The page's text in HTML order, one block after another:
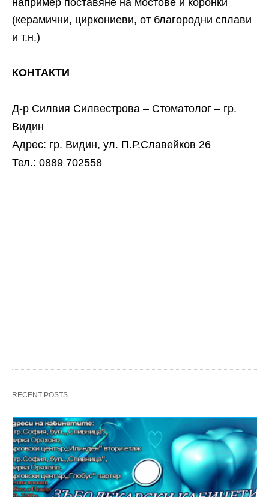
например поставяне на мостове и коронки
(керамични, циркониеви, от благородни сплави
и т.н.)
КОНТАКТИ
Д-р Силвия Силвестрова – Стоматолог – гр.
Видин
Адрес: гр. Видин, ул. П.Р.Славейков 26
Тел.: 0889 702558
RECENT POSTS